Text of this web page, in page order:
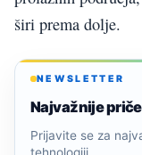
širi prema dolje.
NEWSLETTER
Najvažnije
Prijavite se za
tehnologiji.